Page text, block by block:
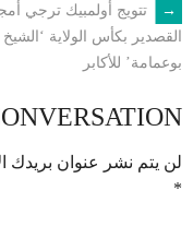
POST
←
تتويج أولمبيك ترجي
القصدير بكأس الولاية ‘الشيخ
بوعمامة’ للأكابر
لن يتم نشر عنوان بريدك
*